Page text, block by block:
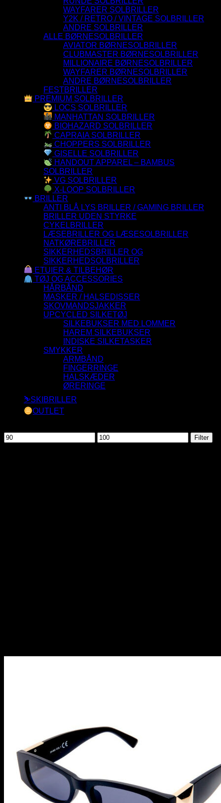
WAYFARER SOLBRILLER
Y2K / RETRO / VINTAGE SOLBRILLER
ANDRE SOLBRILLER
ALLE BØRNESOLBRILLER
AVIATOR BØRNESOLBRILLER
CLUBMASTER BØRNESOLBRILLER
MILLIONAIRE BØRNESOLBRILLER
WAYFARER BØRNESOLBRILLER
ANDRE BØRNESOLBRILLER
FESTBRILLER
PREMIUM SOLBRILLER
LOCS SOLBRILLER
MANHATTAN SOLBRILLER
BIOHAZARD SOLBRILLER
CAPRAIA SOLBRILLER
CHOPPERS SOLBRILLER
GISELLE SOLBRILLER
HANDOUT APPAREL – BAMBUS
SOLBRILLER
VG SOLBRILLER
X-LOOP SOLBRILLER
BRILLER
ANTI BLÅ LYS BRILLER / GAMING BRILLER
BRILLER UDEN STYRKE
CYKELBRILLER
LÆSEBRILLER OG LÆSESOLBRILLER
NATKØREBRILLER
SIKKERHEDSBRILLER OG
SIKKERHEDSOLBRILLER
ETUIER & TILBEHØR
TØJ OG ACCESSORIES
HÅRBÅND
MASKER / HALSEDISSER
SKOVMANDSJAKKER
UPCYCLED SILKETØJ
SILKEBUKSER MED LOMMER
HAREM SILKEBUKSER
INDISKE SILKETASKER
SMYKKER
ARMBÅND
FINGERRINGE
HALSKÆDER
ØRERINGE
⛷️SKIBRILLER
OUTLET
Mindste
pris
Højeste
pris
Filter